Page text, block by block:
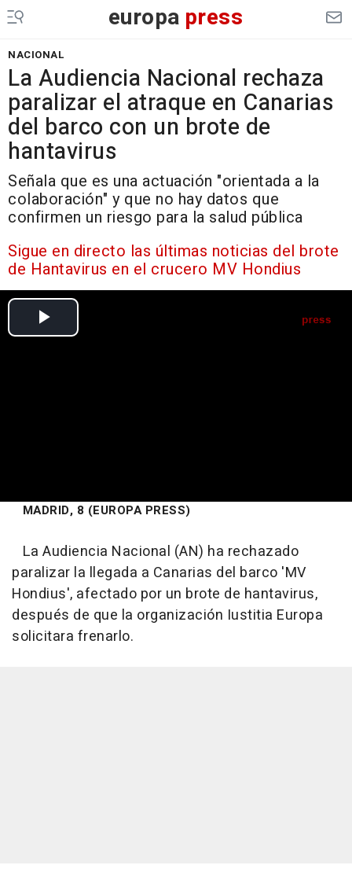
europa press
NACIONAL
La Audiencia Nacional rechaza
paralizar el atraque en Canarias
del barco con un brote de
hantavirus
Señala que es una actuación "orientada a la
colaboración" y que no hay datos que
confirmen un riesgo para la salud pública
Sigue en directo las últimas noticias del brote
de Hantavirus en el crucero MV Hondius
MADRID, 8 (EUROPA PRESS)
La Audiencia Nacional (AN) ha rechazado
paralizar la llegada a Canarias del barco 'MV
Hondius', afectado por un brote de hantavirus,
después de que la organización Iustitia Europa
solicitara frenarlo.